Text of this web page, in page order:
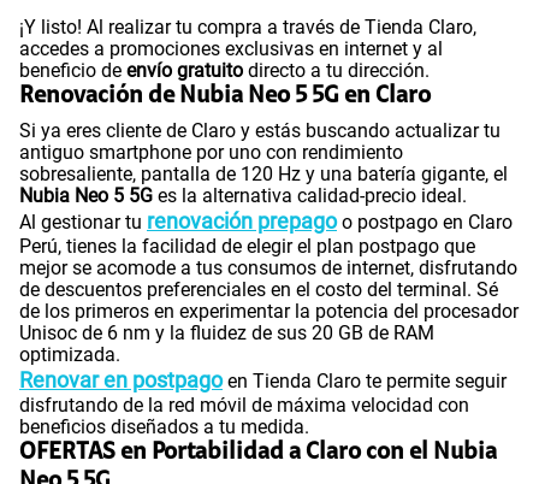
¡Y listo! Al realizar tu compra a través de Tienda Claro,
accedes a promociones exclusivas en internet y al
beneficio de envío gratuito directo a tu dirección.
Renovación de Nubia Neo 5 5G en Claro
Si ya eres cliente de Claro y estás buscando actualizar tu
antiguo smartphone por uno con rendimiento
sobresaliente, pantalla de 120 Hz y una batería gigante, el
Nubia Neo 5 5G es la alternativa calidad-precio ideal.
Al gestionar tu renovación prepagoo postpago en Claro
Perú, tienes la facilidad de elegir el plan postpago que
mejor se acomode a tus consumos de internet, disfrutando
de descuentos preferenciales en el costo del terminal. Sé
de los primeros en experimentar la potencia del procesador
Unisoc de 6 nm y la fluidez de sus 20 GB de RAM
optimizada.
Renovar en postpagoen Tienda Claro te permite seguir
disfrutando de la red móvil de máxima velocidad con
beneficios diseñados a tu medida.
OFERTAS en Portabilidad a Claro con el Nubia